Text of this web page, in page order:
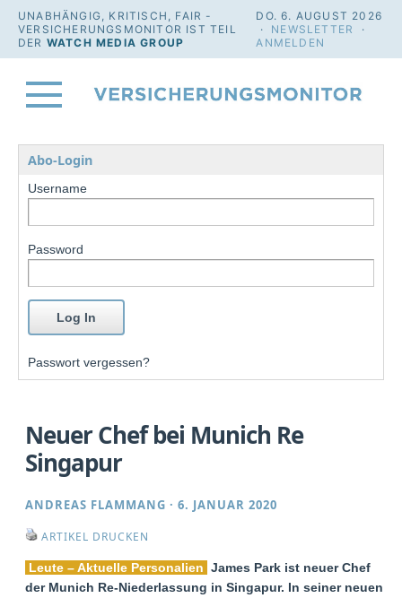
UNABHÄNGIG, KRITISCH, FAIR -
VERSICHERUNGSMONITOR IST TEIL
DER WATCH MEDIA GROUP
DO. 6. AUGUST 2026
· NEWSLETTER
·
ANMELDEN
Abo-Login
Username
Password
Passwort vergessen?
Neuer Chef bei Munich Re
Singapur
ANDREAS FLAMMANG ·6. JANUAR 2020
ARTIKEL DRUCKEN
Leute – Aktuelle Personalien James Park ist neuer Chef
der Munich Re-Niederlassung in Singapur. In seiner neuen